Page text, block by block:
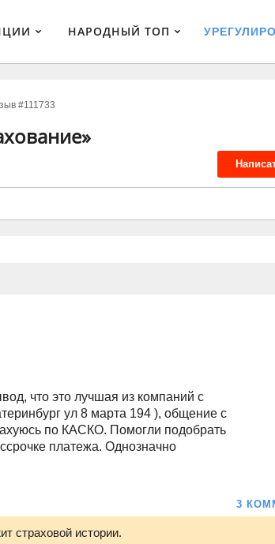
НАРОДНЫЙ ТОП
#111733
что это лучшая из компаний с
ул 8 марта 194 ), общение с
по КАСКО. Помогли подобрать
платежа. Однозначно
3
страховой истории.